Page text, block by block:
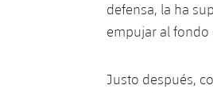
defensa, la ha
empujar al fondo
Justo después,